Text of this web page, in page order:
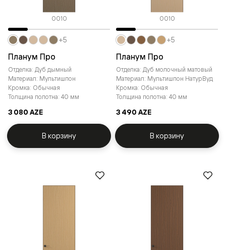
0010
Планум Про
Отделка: Дуб дымный
Материал: Мультишпон
Кромка: Обычная
Толщина полотна: 40 мм
3 080 AZE
+5
В корзину
0010
Планум Про
Отделка: Дуб молочный матовый
Материал: Мультишпон НатурВуд
Кромка: Обычная
Толщина полотна: 40 мм
3 490 AZE
+5
В корзину